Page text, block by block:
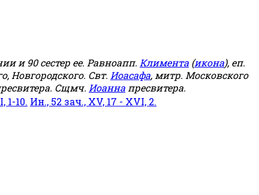
и 90 сестер ее. Равноапп. Климента (икона), еп.
Новгородского. Свт. Иоасафа, митр. Московского
Сщмч. Иоанна пресвитера.
1-10. Ин., 52 зач., XV, 17 - XVI, 2.